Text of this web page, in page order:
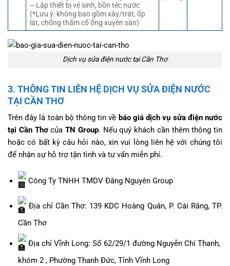
– Lắp thiết bị vệ sinh, bồn téc nước
(*Lưu ý: không bao gồm xây/trát, ốp
lát, chống thấm cổ ống xuyên sàn)
Dịch vụ sửa điện nước tại Cần Thơ
3. THÔNG TIN LIÊN HỆ DỊCH VỤ SỬA ĐIỆN NƯỚC
TẠI CẦN THƠ
Trên đây là toàn bộ thông tin về báo giá dịch vụ sửa điện nước
tại Cần Thơcủa TN Group. Nếu quý khách cần thêm thông tin
hoặc có bất kỳ câu hỏi nào, xin vui lòng liên hệ với chúng tôi
để nhận sự hỗ trợ tận tình và tư vấn miễn phí.
Công Ty TNHH TMDV Đăng Nguyên Group
Địa chỉ Cần Thơ: 139 KDC Hoàng Quân, P. Cái Răng, TP.
Cần Thơ
Địa chỉ Vĩnh Long: Số 62/29/1 đường Nguyễn Chí Thanh,
khóm 2 , Phường Thanh Đức, Tỉnh Vĩnh Long